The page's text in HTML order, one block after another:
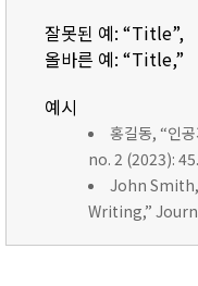
잘못된 예: “Title”,
올바른 예: “Title,”
예시
홍길동, “인
no. 2 (2023): 45.
John
Writing,”